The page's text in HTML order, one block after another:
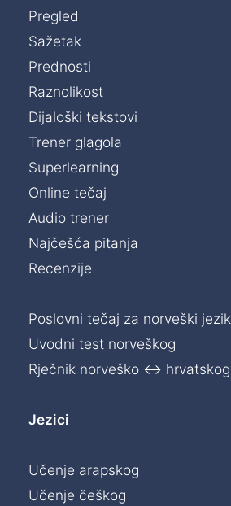
Pregled
Sažetak
Prednosti
Raznolikost
Dijaloški tekstovi
Trener glagola
Superlearning
Online tečaj
Audio trener
Najčešća pitanja
Recenzije
Poslovni tečaj za norveški jezik
Uvodni test norveškog
Rječnik norveško ↔ hrvatskog
Jezici
Učenje arapskog
Učenje češkog